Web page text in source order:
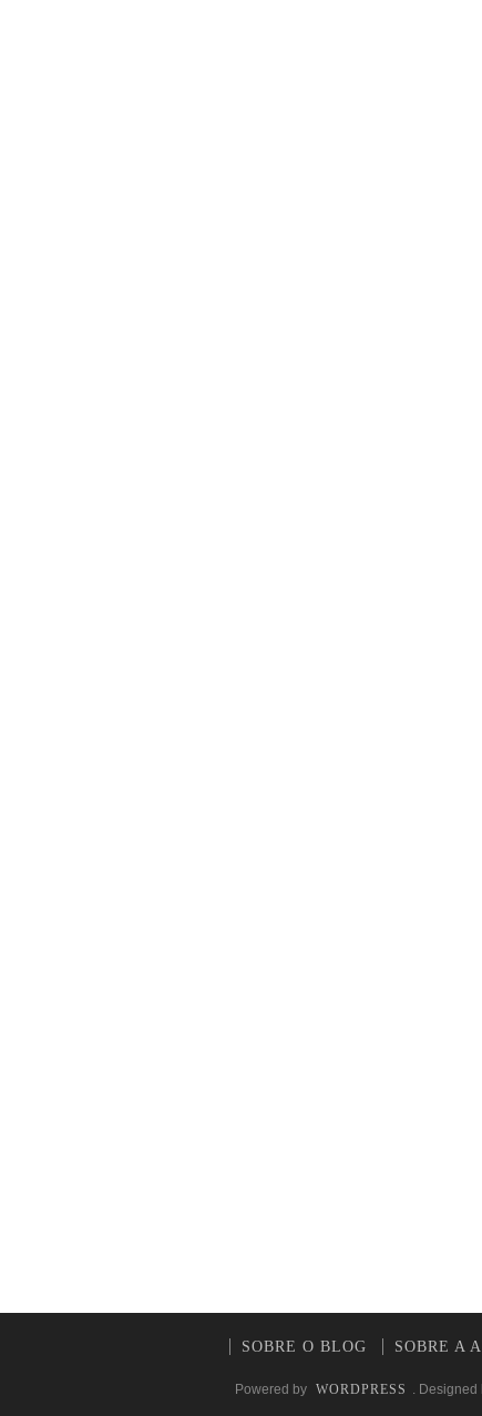
SOBRE O BLOG SOBRE A
Powered by WORDPRESS . Designed